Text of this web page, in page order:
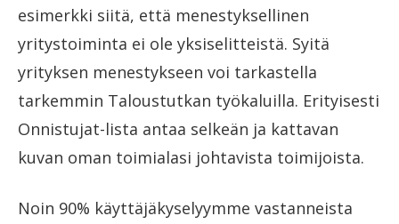
esimerkki siitä, että menestyksellinen
yritystoiminta ei ole yksiselitteistä. Syitä
yrityksen menestykseen voi tarkastella
tarkemmin Taloustutkan työkaluilla. Erityisesti
Onnistujat-lista antaa selkeän ja kattavan
kuvan oman toimialasi johtavista toimijoista.
Noin 90% käyttäjäkyselyymme vastanneista